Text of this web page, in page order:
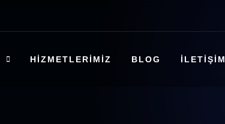
HIZMETLERIMIZ BLOG İLETIŞIM